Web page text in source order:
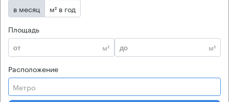
в месяц
м² в год
Площадь
м²
м²
Расположение
Метро